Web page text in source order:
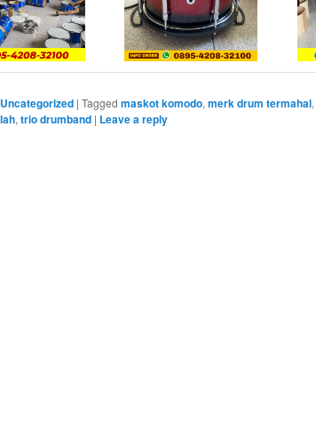
Uncategorized | Tagged maskot komodo, merk drum termahal,
, trio drumband | Leave a reply